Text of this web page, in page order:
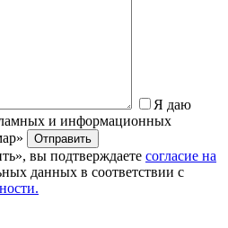
Я даю
и информационных
Отправить
вы подтверждаете согласие на
данных в соответствии с